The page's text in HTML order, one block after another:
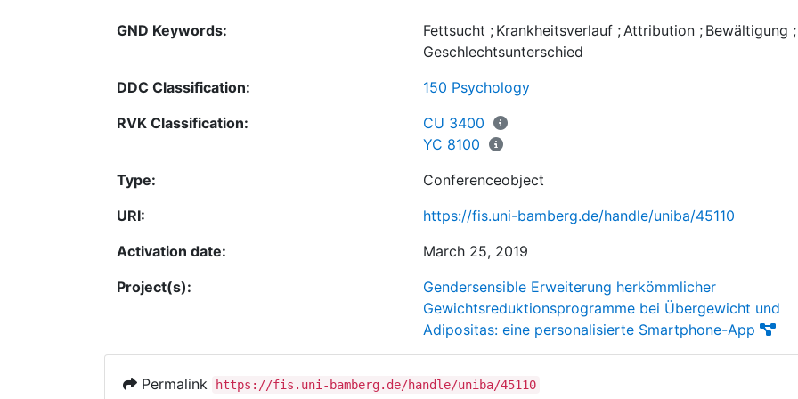
Geschlechtsunterschiede in der Ursachenzuschreibung
nahe, dies ist bei Adipositas bislang jedoch kaum
Ursachenzuschreibungen entsprechend des CSM
für Adipositas sind und wie sich
darstellen.
GND Keywords: Fettsucht ; Krankheitsverlauf ; Attribution ; Bewältigung ;
Geschlechtsunterschied
DDC Classification:
150 Psychology
RVK Classification:
CU 3400
YC 8100
Type:
Conferenceobject
URI:
https://fis.uni-bamberg.de/handle/uniba/45110
Activation date:
March 25, 2019
Project(s):
Gendersensible Erweiterung herkömmlicher
Gewichtsreduktionsprogramme bei Übergewicht und
Adipositas: eine personalisierte Smartphone-App
Permalink https://fis.uni-bamberg.de/handle/uniba/45110